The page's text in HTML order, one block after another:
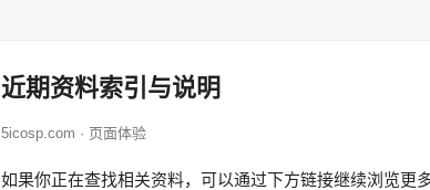
近期资料索引与说明
5icosp.com · 页面体验
如果你正在查找相关资料，可以通过下方链接继续浏览更多